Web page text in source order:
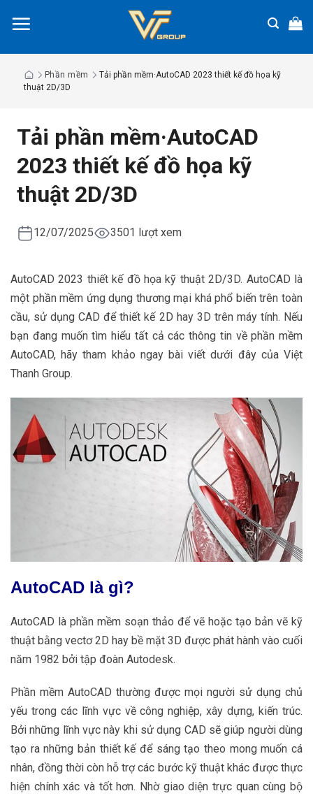
đến
dung
Phần mềm
Tải phần mềm·AutoCAD 2023 thiết kế đồ họa kỹ
thuật 2D/3D
Tải phần mềm·AutoCAD
2023 thiết kế đồ họa kỹ
thuật 2D/3D
12/07/2025 3501 lượt xem
AutoCAD 2023 thiết kế đồ họa kỹ thuật 2D/3D. AutoCAD là
một phần mềm ứng dụng thương mại khá phổ biến trên toàn
cầu, sử dụng CAD để thiết kế 2D hay 3D trên máy tính. Nếu
bạn đang muốn tìm hiểu tất cả các thông tin về phần mềm
AutoCAD, hãy tham khảo ngay bài viết dưới đây của Việt
Thanh Group.
AutoCAD là gì?
AutoCAD là phần mềm soạn thảo để vẽ hoặc tạo bản vẽ kỹ
thuật bằng vectơ 2D hay bề mặt 3D được phát hành vào cuối
năm 1982 bởi tập đoàn Autodesk.
Phần mềm AutoCAD thường được mọi người sử dụng chủ
yếu trong các lĩnh vực về công nghiệp, xây dựng, kiến trúc.
Bởi những lĩnh vực này khi sử dụng CAD sẽ giúp người dùng
tạo ra những bản thiết kế để sáng tạo theo mong muốn cá
nhân, đồng thời còn hỗ trợ các bước kỹ thuật khác được thực
hiện chính xác và tốt hơn. Nhờ giao diện trực quan cùng bộ